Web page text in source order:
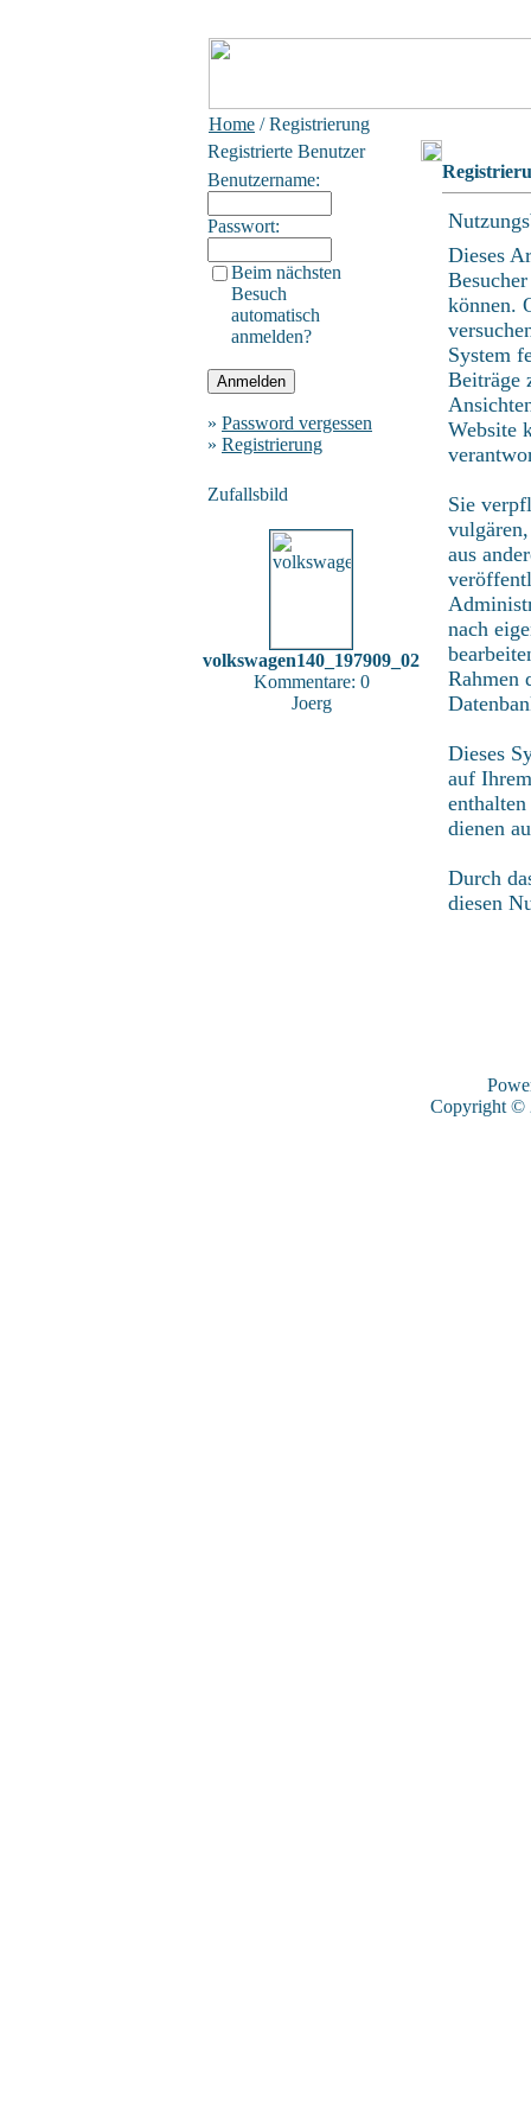
Home / Registrierung
Registrierte Benutzer
Benutzername:
Passwort:
Beim nächsten
Besuch
automatisch
anmelden?
» Password vergessen
» Registrierung
Zufallsbild
volkswagen140_197909_02
Kommentare: 0
Joerg
Dieses
können.
System
Beiträge
Website
Sie
aus
nach
Rahmen
Dieses
auf
dienen
Durch
diesen
Copyright ©